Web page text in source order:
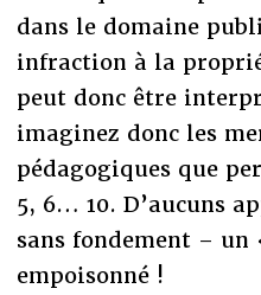
dans le domaine
infraction à la
peut donc être
imaginez donc les
pédagogiques que
5, 6… 10. D’aucuns
sans fondement – un
empoisonné !